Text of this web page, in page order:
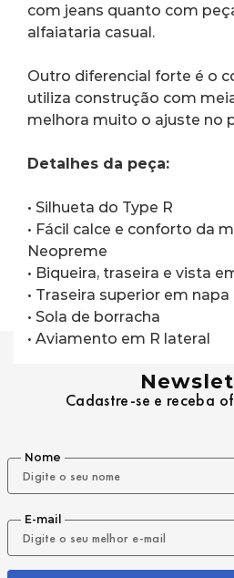
com jeans quanto com
alfaiataria casual.
Outro diferencial forte é o
utiliza construção com
melhora muito o ajuste no
Detalhes da peça:
• Silhueta do Type R
• Fácil calce e conforto da
Neopreme
• Biqueira, traseira e vista
• Traseira superior em napa
• Sola de borracha
• Aviamento em R lateral
Cadastre-se e receba
Nome
E-mail